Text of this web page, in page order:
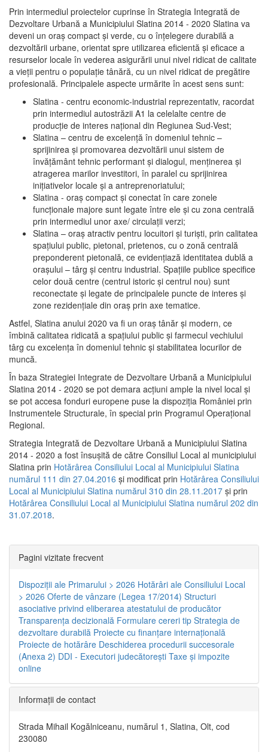
Prin intermediul proiectelor cuprinse în Strategia Integrată de
Dezvoltare Urbană a Municipiului Slatina 2014 - 2020 Slatina va
deveni un oraş compact şi verde, cu o înţelegere durabilă a
dezvoltării urbane, orientat spre utilizarea eficientă şi eficace a
resurselor locale în vederea asigurării unui nivel ridicat de calitate
a vieţii pentru o populaţie tânără, cu un nivel ridicat de pregătire
profesională. Principalele aspecte urmărite în acest sens sunt:
Slatina - centru economic-industrial reprezentativ, racordat
prin intermediul autostrăzii A1 la celelalte centre de
producţie de interes naţional din Regiunea Sud-Vest;
Slatina – centru de excelenţă în domeniul tehnic –
sprijinirea şi promovarea dezvoltării unui sistem de
învăţământ tehnic performant şi dialogul, menţinerea şi
atragerea marilor investitori, în paralel cu sprijinirea
iniţiativelor locale şi a antreprenoriatului;
Slatina - oraş compact şi conectat în care zonele
funcţionale majore sunt legate între ele şi cu zona centrală
prin intermediul unor axe/ circulații verzi;
Slatina – oraş atractiv pentru locuitori şi turişti, prin calitatea
spaţiului public, pietonal, prietenos, cu o zonă centrală
preponderent pietonală, ce evidenţiază identitatea dublă a
oraşului – târg şi centru industrial. Spaţiile publice specifice
celor două centre (centrul istoric şi centrul nou) sunt
reconectate şi legate de principalele puncte de interes şi
zone rezidenţiale din oraş prin axe tematice.
Astfel, Slatina anului 2020 va fi un oraş tânăr şi modern, ce
îmbină calitatea ridicată a spaţiului public şi farmecul vechiului
târg cu excelenţa în domeniul tehnic şi stabilitatea locurilor de
muncă.
În baza Strategiei Integrate de Dezvoltare Urbană a Municipiului
Slatina 2014 - 2020 se pot demara acţiuni ample la nivel local şi
se pot accesa fonduri europene puse la dispoziţia României prin
Instrumentele Structurale, în special prin Programul Operațional
Regional.
Strategia Integrată de Dezvoltare Urbană a Municipiului Slatina
2014 - 2020 a fost însuşită de către Consiliul Local al municipiului
Slatina prin Hotărârea Consiliului Local al Municipiului Slatina
numărul 111 din 27.04.2016 și modificat prin Hotărârea Consiliului
Local al Municipiului Slatina numărul 310 din 28.11.2017 și prin
Hotărârea Consiliului Local al Municipiului Slatina numărul 202 din
31.07.2018.
Pagini vizitate frecvent
Dispoziţii ale Primarului > 2026 Hotărâri ale Consiliului Local
> 2026 Oferte de vânzare (Legea 17/2014) Structuri
asociative privind eliberarea atestatului de producător
Transparenţa decizională Formulare cereri tip Strategia de
dezvoltare durabilă Proiecte cu finanţare internaţională
Proiecte de hotărâre Deschiderea procedurii succesorale
(Anexa 2) DDI - Executori judecătorești Taxe şi impozite
online
Informaţii de contact
Strada Mihail Kogălniceanu, numărul 1, Slatina, Olt, cod
230080